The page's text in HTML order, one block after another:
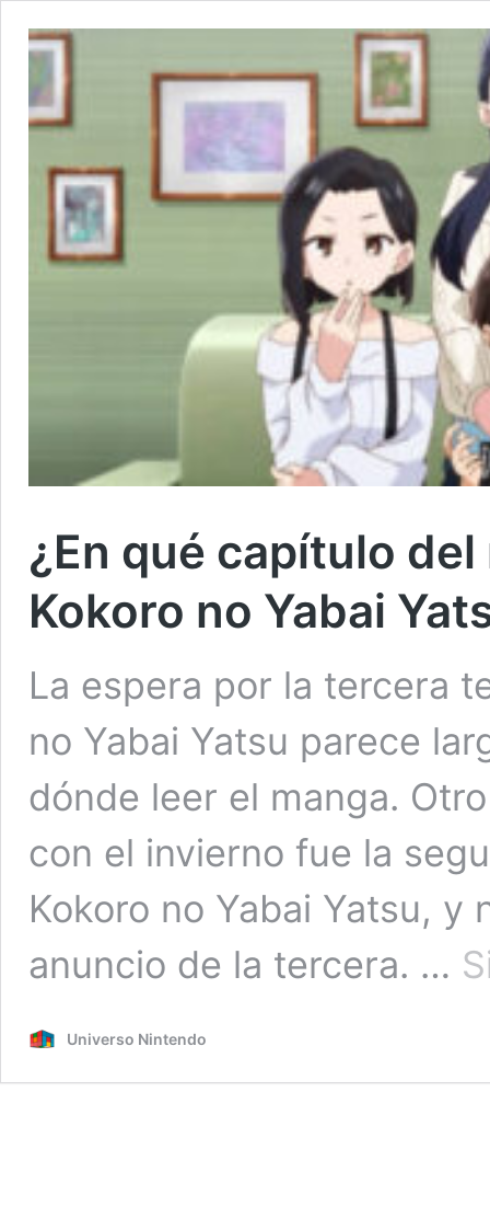
¿En qué capítulo
Kokoro no Yabai
La espera por la tercera
no Yabai Yatsu parece
dónde leer el manga.
con el invierno fue la
Kokoro no Yabai Yatsu,
anuncio de la tercera. …
Universo Nintendo